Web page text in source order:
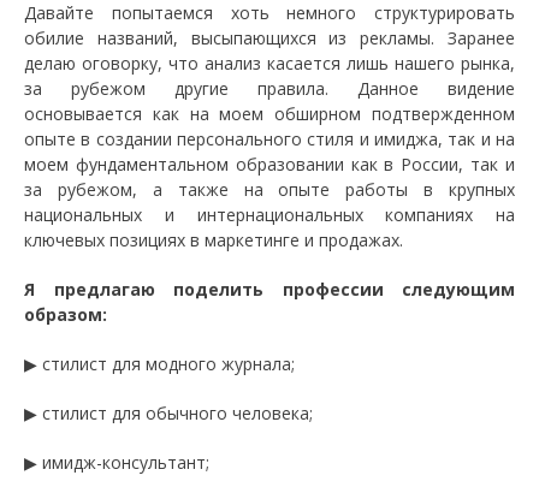
Давайте попытаемся хоть немного структурировать
обилие названий, высыпающихся из рекламы. Заранее
делаю оговорку, что анализ касается лишь нашего рынка,
за рубежом другие правила. Данное видение
основывается как на моем обширном подтвержденном
опыте в создании персонального стиля и имиджа, так и на
моем фундаментальном образовании как в России, так и
за рубежом, а также на опыте работы в крупных
национальных и интернациональных компаниях на
ключевых позициях в маркетинге и продажах.
Я предлагаю поделить профессии следующим
образом:
▶ стилист для модного журнала;
▶ стилист для обычного человека;
▶ имидж-консультант;